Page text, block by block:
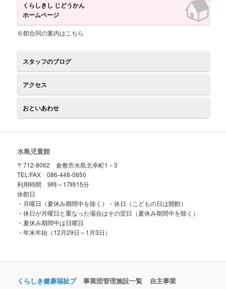
くらしきし じどうかん
ホームページ
６館合同の案内はこちら
スタッフのブログ
アクセス
おといあわせ
水島児童館
〒712-8062 倉敷市水島北幸町1－3
TEL/FAX 086-448-0650
利用時間 9時～17時15分
休館日
・月曜日（夏休み期間中を除く）・休日（こどもの日は開館）
・休日が月曜日と重なった場合はその翌日（夏休み期間中を除く）
・夏休み期間中は日曜日
・年末年始（12月29日～1月3日）
くらしき健康福祉プ
事業団管理施設一覧
自主事業